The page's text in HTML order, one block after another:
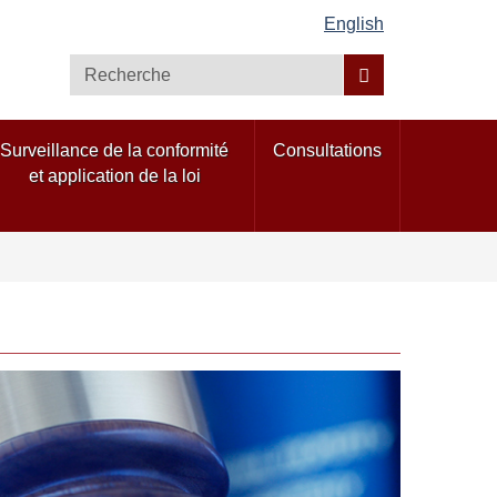
English
Surveillance de la conformité
et application de la loi
Consultations